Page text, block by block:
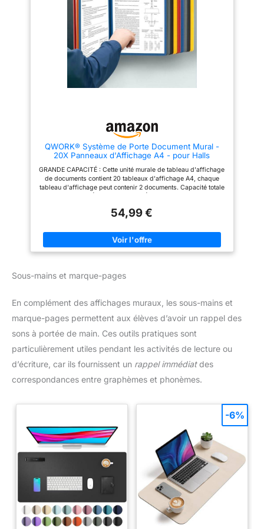
APPLICATION LARGE: Il peut
être utilisé pour l'introduction
dans le hall d'exposition, le
menu du restaurant, les
informations sur le bureau,
l'orientation des lieux publics,
etc.
pour présenter des menus, des
d'informations
élégante et solide - Doté d'un
cadre en aluminium anodisé à
coins arrondis et d'une porte en
acrylique très résistante, il allie
esthétisme et solidité,
fixe facilement au mur (kit de
montage inclus) et peut être
horizontale qu’en position
verticale, selon vos besoins.
Dimensions et accessoires
standard - Dimensions totales :
67 × 50 cm, épaisseur totale
A2. Le lot contient le tableau
ainsi que tous les accessoires
Protection anti-vol renforcée -
contre le vol et la perte, idéale
pour les lieux publics intérieurs
très fréquentés
QWORK® Système de Porte Document Mural -
20X Panneaux d'Affichage A4 - pour Halls
d'Exposition, Restaurants, Bureaux, Lieux Publics
GRANDE CAPACITÉ : Cette unité murale de tableau d'affichage
de documents contient 20 tableaux d'affichage A4, chaque
tableau d'affichage peut contenir 2 documents. Capacité totale
UTILISER : Facile à monter sur les murs avec des vis
des documents. Accédez aux informations de manière pratique
et rapide à tout moment. LARGE APPLICATION: Il peut être
utilisé pour l'introduction d'un hall d'exposition, le menu du
54,99 €
Sous-mains et marque-pages
En complément des affichages muraux, les sous-mains et
marque-pages permettent aux élèves d’avoir un rappel des
sons à portée de main. Ces outils pratiques sont
particulièrement utiles pendant les activités de lecture ou
d’écriture, car ils fournissent un rappel immédiatdes
correspondances entre graphèmes et phonèmes.
-6%